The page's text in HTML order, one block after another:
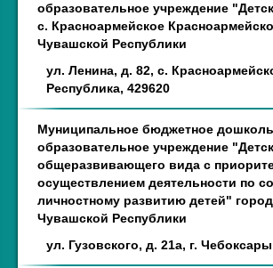
образовательное учреждение
с. Красноармейское
Чувашской Республики
ул. Ленина, д. 82, с.
Республика, 429620
Муниципальное бюджетное
образовательное учреждение
общеразвивающего вида с
осуществлением деятельности по
личностному развитию детей"
Чувашской Республики
ул. Гузовского, д. 21а, г.